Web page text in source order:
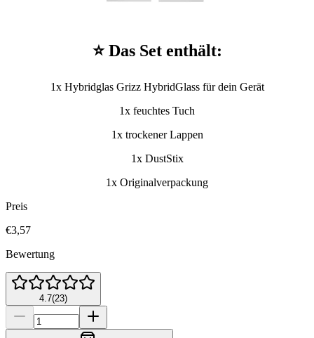
⭐ Das Set enthält:
1x Hybridglas Grizz HybridGlass für dein Gerät
1x feuchtes Tuch
1x trockener Lappen
1x DustStix
1x Originalverpackung
Preis
€3,57
Bewertung
4.7(23)